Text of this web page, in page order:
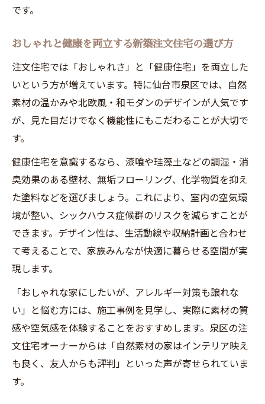
です。
おしゃれと健康を両立する新築注文住宅の選び方
注文住宅では「おしゃれさ」と「健康住宅」を両立した
いという方が増えています。特に仙台市泉区では、自然
素材の温かみや北欧風・和モダンのデザインが人気です
が、見た目だけでなく機能性にもこだわることが大切で
す。
健康住宅を意識するなら、漆喰や珪藻土などの調湿・消
臭効果のある壁材、無垢フローリング、化学物質を抑え
た塗料などを選びましょう。これにより、室内の空気環
境が整い、シックハウス症候群のリスクを減らすことが
できます。デザイン性は、生活動線や収納計画と合わせ
て考えることで、家族みんなが快適に暮らせる空間が実
現します。
「おしゃれな家にしたいが、アレルギー対策も譲れな
い」と悩む方には、施工事例を見学し、実際に素材の質
感や空気感を体験することをおすすめします。泉区の注
文住宅オーナーからは「自然素材の家はインテリア映え
も良く、友人からも評判」といった声が寄せられていま
す。